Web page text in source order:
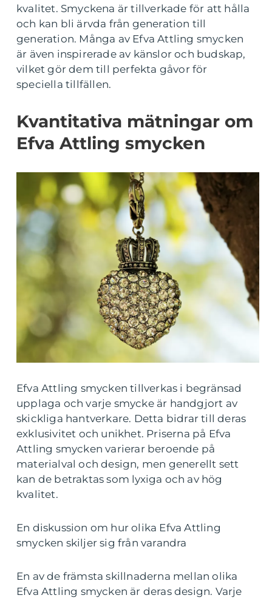
kvalitet. Smyckena är tillverkade för att hålla
och kan bli ärvda från generation till
generation. Många av Efva Attling smycken
är även inspirerade av känslor och budskap,
vilket gör dem till perfekta gåvor för
speciella tillfällen.
Kvantitativa mätningar om
Efva Attling smycken
Efva Attling smycken tillverkas i begränsad
upplaga och varje smycke är handgjort av
skickliga hantverkare. Detta bidrar till deras
exklusivitet och unikhet. Priserna på Efva
Attling smycken varierar beroende på
materialval och design, men generellt sett
kan de betraktas som lyxiga och av hög
kvalitet.
En diskussion om hur olika Efva Attling
smycken skiljer sig från varandra
En av de främsta skillnaderna mellan olika
Efva Attling smycken är deras design. Varje